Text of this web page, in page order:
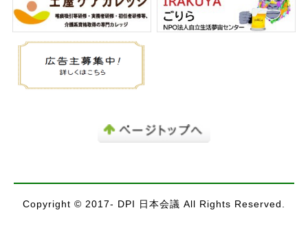
Copyright © 2017- DPI 日本会議 All Rights Reserved.